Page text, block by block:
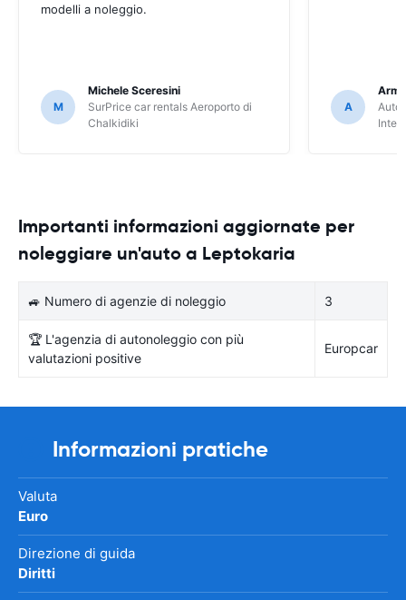
modelli a noleggio.
M
Michele Sceresini
SurPrice car rentals Aeroporto di
Chalkidiki
A
Importanti informazioni aggiornate per
noleggiare un'auto a Leptokaria
🚙 Numero di agenzie di noleggio 3
🏆 L'agenzia di autonoleggio con più
valutazioni positive
Europcar
Informazioni pratiche
Valuta
Euro
Direzione di guida
Diritti